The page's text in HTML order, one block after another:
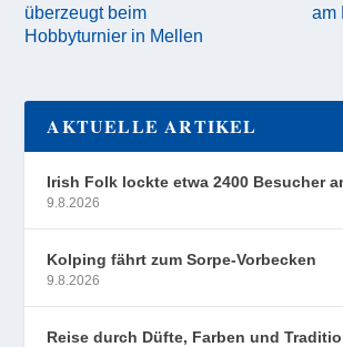
überzeugt beim
Hobbyturnier in Mellen
am
AKTUELLE ARTIKEL
Irish Folk lockte etwa 2400 Besucher
9.8.2026
Kolping fährt zum Sorpe-Vorbecken
9.8.2026
Reise durch Düfte, Farben und